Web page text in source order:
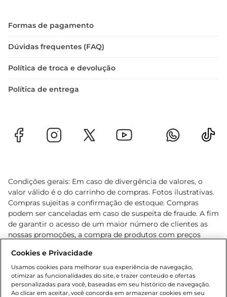
Formas de pagamento
Dúvidas frequentes (FAQ)
Política de troca e devolução
Política de entrega
Condições gerais: Em caso de divergência de valores, o
valor válido é o do carrinho de compras. Fotos ilustrativas.
Compras sujeitas a confirmação de estoque. Compras
podem ser canceladas em caso de suspeita de fraude. A fim
de garantir o acesso de um maior número de clientes as
nossas promoções, a compra de produtos com preços
cliente. Os preços, ofertas e condições são exclusivos para
o e-commerce e válidos durante o dia de hoje, podendo
sofrer alterações sem prévia notificação. Proibida a venda
de bebidas alcoólicas para menores de 18 anos, conforme
Cookies e Privacidade
Usamos cookies para melhorar sua experiência de navegação,
otimizar as funcionalidades do site, e trazer conteúdo e ofertas
personalizadas para você, baseadas em seu histórico de navegação.
Ao clicar em aceitar, você concorda em armazenar cookies em seu